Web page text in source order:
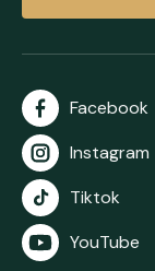
Facebook
Instagram
Tiktok
YouTube